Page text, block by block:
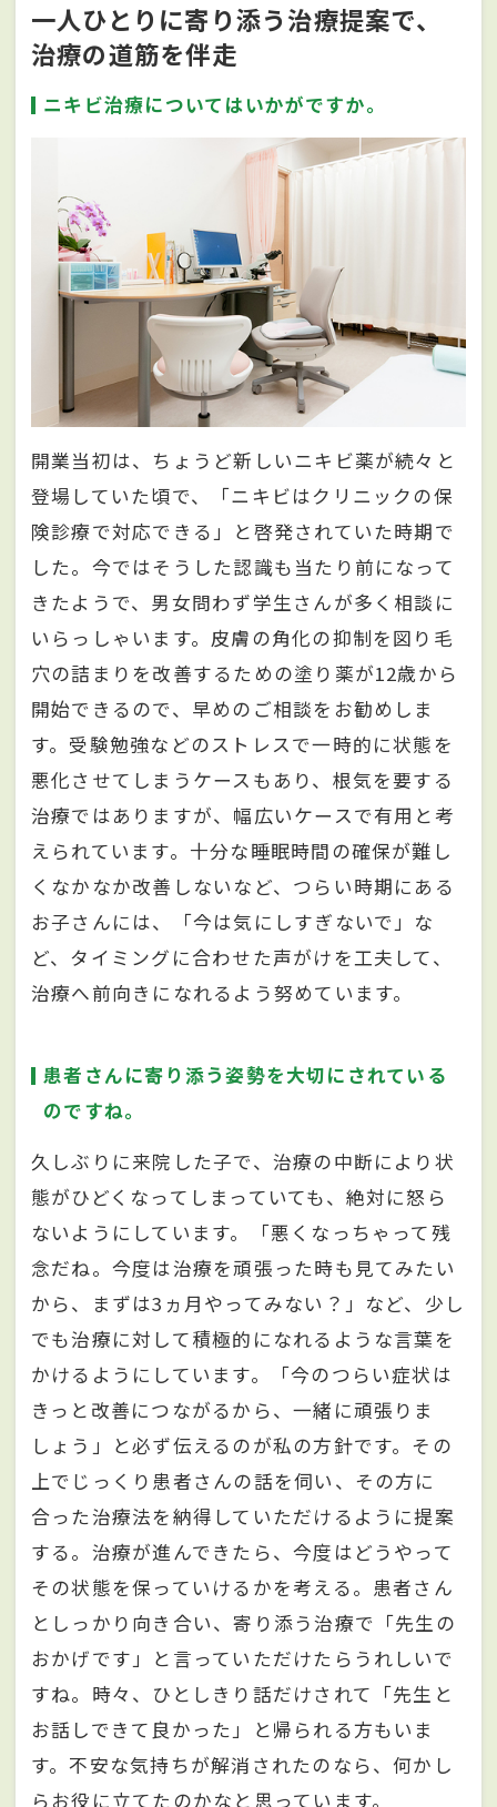
一人ひとりに寄り添う治療提案で、
治療の道筋を伴走
ニキビ治療についてはいかがですか。
開業当初は、ちょうど新しいニキビ薬が続々と
登場していた頃で、「ニキビはクリニックの保
険診療で対応できる」と啓発されていた時期で
した。今ではそうした認識も当たり前になって
きたようで、男女問わず学生さんが多く相談に
いらっしゃいます。皮膚の角化の抑制を図り毛
穴の詰まりを改善するための塗り薬が12歳から
開始できるので、早めのご相談をお勧めしま
す。受験勉強などのストレスで一時的に状態を
悪化させてしまうケースもあり、根気を要する
治療ではありますが、幅広いケースで有用と考
えられています。十分な睡眠時間の確保が難し
くなかなか改善しないなど、つらい時期にある
お子さんには、「今は気にしすぎないで」な
ど、タイミングに合わせた声がけを工夫して、
治療へ前向きになれるよう努めています。
患者さんに寄り添う姿勢を大切にされている
のですね。
久しぶりに来院した子で、治療の中断により状
態がひどくなってしまっていても、絶対に怒ら
ないようにしています。「悪くなっちゃって残
念だね。今度は治療を頑張った時も見てみたい
から、まずは3ヵ月やってみない？」など、少し
でも治療に対して積極的になれるような言葉を
かけるようにしています。「今のつらい症状は
きっと改善につながるから、一緒に頑張りま
しょう」と必ず伝えるのが私の方針です。その
上でじっくり患者さんの話を伺い、その方に
合った治療法を納得していただけるように提案
する。治療が進んできたら、今度はどうやって
その状態を保っていけるかを考える。患者さん
としっかり向き合い、寄り添う治療で「先生の
おかげです」と言っていただけたらうれしいで
すね。時々、ひとしきり話だけされて「先生と
お話しできて良かった」と帰られる方もいま
す。不安な気持ちが解消されたのなら、何かし
らお役に立てたのかなと思っています。